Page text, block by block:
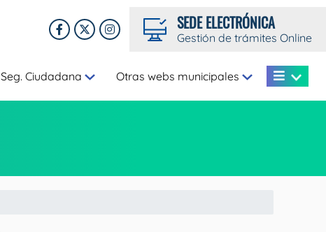
SEDE ELECTRÓNICA
Gestión de trámites Online
Seg. Ciudadana Otras webs municipales